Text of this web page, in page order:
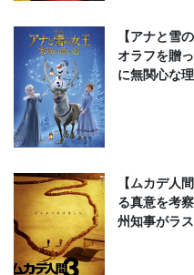
【アナと雪
オラフを贈
に無関心な
【ムカデ人
る真意を考
州知事がラ